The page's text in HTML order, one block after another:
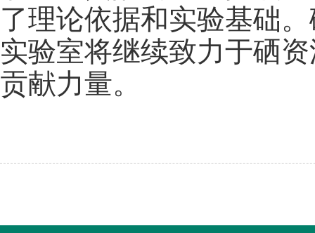
了理论依据和实验基础
实验室将继续致力于硒
贡献力量。